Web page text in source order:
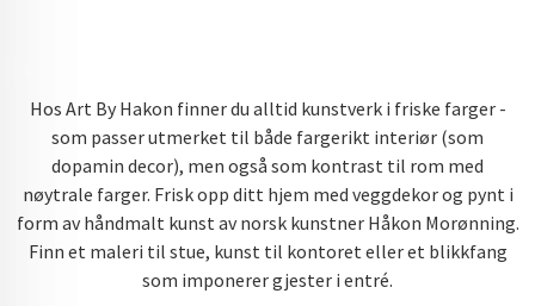
Hos Art By Hakon finner du alltid kunstverk i friske farger -
som passer utmerket til både fargerikt interiør (som
dopamin decor), men også som kontrast til rom med
nøytrale farger. Frisk opp ditt hjem med veggdekor og pynt i
form av håndmalt kunst av norsk kunstner Håkon Morønning.
Finn et maleri til stue, kunst til kontoret eller et blikkfang
som imponerer gjester i entré.